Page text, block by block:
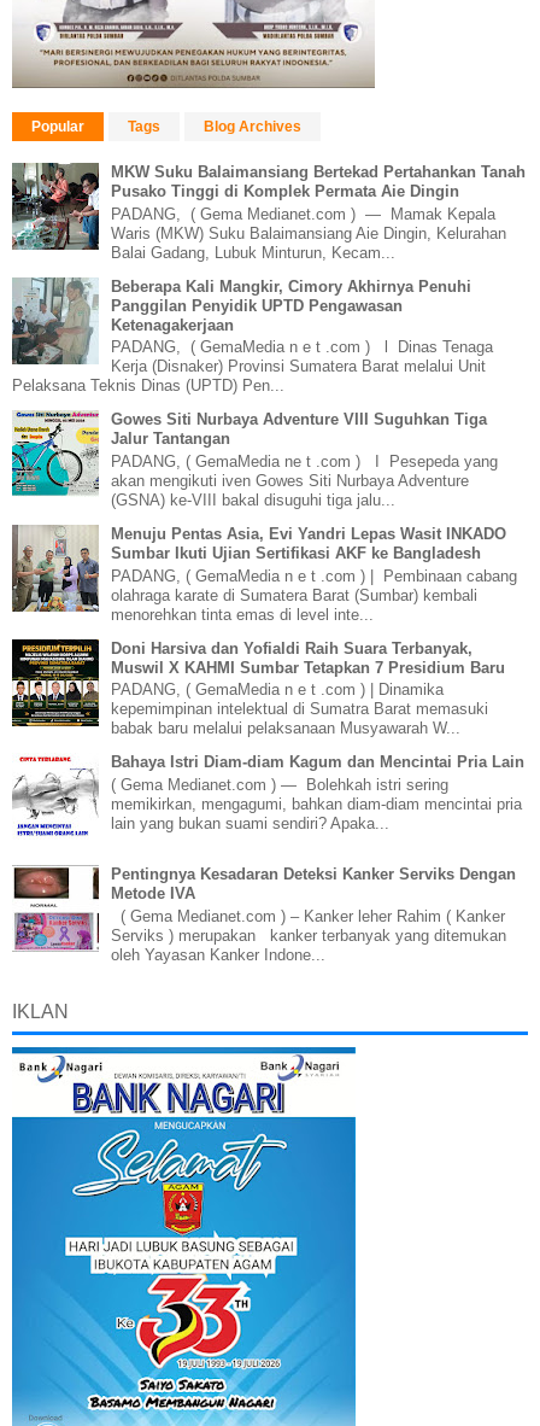
Popular Tags Blog Archives
MKW Suku Balaimansiang Bertekad Pertahankan Tanah
Pusako Tinggi di Komplek Permata Aie Dingin
PADANG, ( Gema Medianet.com ) — Mamak Kepala
Waris (MKW) Suku Balaimansiang Aie Dingin, Kelurahan
Balai Gadang, Lubuk Minturun, Kecam...
Beberapa Kali Mangkir, Cimory Akhirnya Penuhi
Panggilan Penyidik UPTD Pengawasan
Ketenagakerjaan
PADANG, ( GemaMedia n e t .com ) l Dinas Tenaga
Kerja (Disnaker) Provinsi Sumatera Barat melalui Unit
Pelaksana Teknis Dinas (UPTD) Pen...
Gowes Siti Nurbaya Adventure VIII Suguhkan Tiga
Jalur Tantangan
PADANG, ( GemaMedia ne t .com ) I Pesepeda yang
akan mengikuti iven Gowes Siti Nurbaya Adventure
(GSNA) ke-VIII bakal disuguhi tiga jalu...
Menuju Pentas Asia, Evi Yandri Lepas Wasit INKADO
Sumbar Ikuti Ujian Sertifikasi AKF ke Bangladesh
PADANG, ( GemaMedia n e t .com ) | Pembinaan cabang
olahraga karate di Sumatera Barat (Sumbar) kembali
menorehkan tinta emas di level inte...
Doni Harsiva dan Yofialdi Raih Suara Terbanyak,
Muswil X KAHMI Sumbar Tetapkan 7 Presidium Baru
PADANG, ( GemaMedia n e t .com ) | Dinamika
kepemimpinan intelektual di Sumatra Barat memasuki
babak baru melalui pelaksanaan Musyawarah W...
Bahaya Istri Diam-diam Kagum dan Mencintai Pria Lain
( Gema Medianet.com ) — Bolehkah istri sering
memikirkan, mengagumi, bahkan diam-diam mencintai pria
lain yang bukan suami sendiri? Apaka...
Pentingnya Kesadaran Deteksi Kanker Serviks Dengan
Metode IVA
( Gema Medianet.com ) – Kanker leher Rahim ( Kanker
Serviks ) merupakan kanker terbanyak yang ditemukan
oleh Yayasan Kanker Indone...
IKLAN